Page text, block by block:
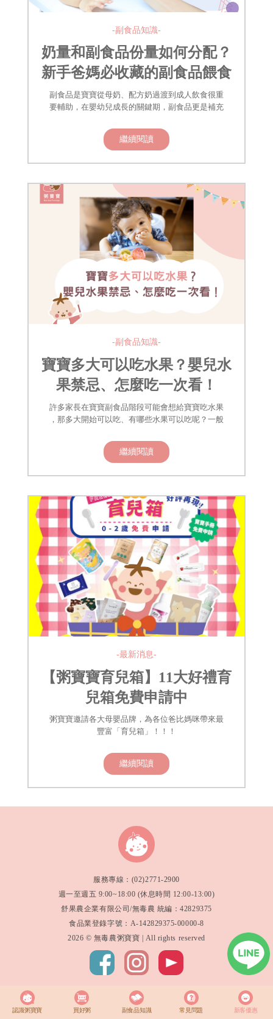
-副食品知識-
奶量和副食品份量如何分配？
新手爸媽必收藏的副食品餵食
技巧！
副食品是寶寶從母奶、配方奶過渡到成人飲食很重
要輔助，在嬰幼兒成長的關鍵期，副食品更是補充
繼續閱讀
-副食品知識-
寶寶多大可以吃水果？嬰兒水
果禁忌、怎麼吃一次看！
許多家長在寶寶副食品階段可能會想給寶寶吃水果
，那多大開始可以吃、有哪些水果可以吃呢？一般
繼續閱讀
-最新消息-
【粥寶寶育兒箱】11大好禮育
兒箱免費申請中
粥寶寶邀請各大母嬰品牌，為各位爸比媽咪帶來最
豐富「育兒箱」！！！
繼續閱讀
服務專線：(02)2771-2900
週一至週五 9:00~18:00 (休息時間 12:00-13:00)
舒果農企業有限公司/無毒農 統編：42829375
食品業登錄字號：A-142829375-00000-8
2026 © 無毒農粥寶寶 | All rights reserved
認識粥寶寶 買好粥 副食品知識 常見問題 新客優惠